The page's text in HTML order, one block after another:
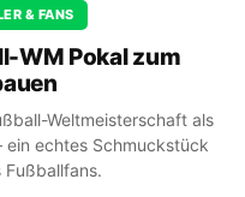
& FANS
WM Pokal zum
Weltmeisterschaft als
ein echtes Schmuckstück
Fußballfans.